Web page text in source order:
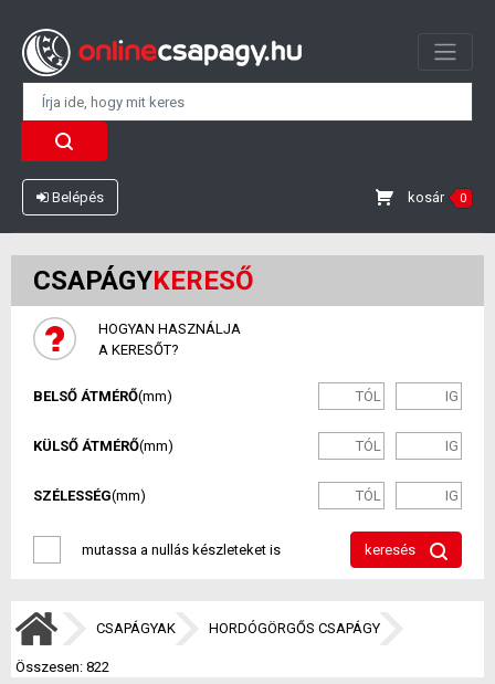
Belépés kosár 0
CSAPÁGYKERESŐ
HOGYAN HASZNÁLJA
A KERESŐT?
BELSŐ ÁTMÉRŐ(mm)
KÜLSŐ ÁTMÉRŐ(mm)
SZÉLESSÉG(mm)
mutassa a nullás készleteket is keresés
CSAPÁGYAK HORDÓGÖRGŐS CSAPÁGY
Összesen: 822